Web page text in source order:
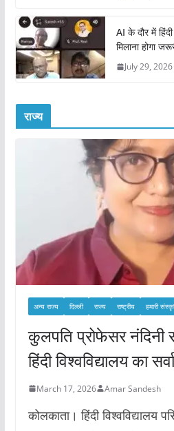
AI के दौर में
मिलाना होगा
July 29, 2026
राज्य
अन्य राज्य दिल्ली राज्य राष्ट्रीय हमारी
कुलपति प्रोफेसर नंदिनी
हिंदी विश्वविद्यालय का
March 17, 2026 Amar Sandesh
कोलकाता। हिंदी विश्वविद्यालय